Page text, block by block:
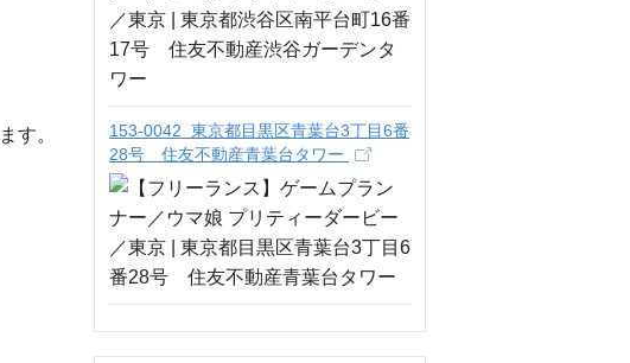
す。
153-0042 東京都目黒区青葉台3丁目6番
28号 住友不動産青葉台タワー